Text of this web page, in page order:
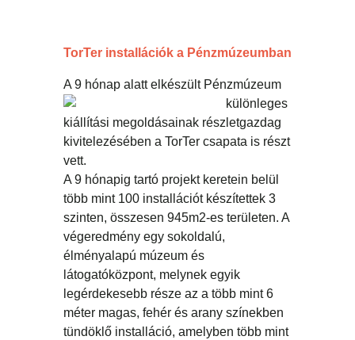
TorTer installációk a Pénzmúzeumban
A 9 hónap alatt e lkészült Pénzmúzeum
különleges
kiállítási megoldásainak részletgazdag
kivitelezésében a TorTer csapata is részt
vett.
A 9 hónapig tartó projekt keretein belül
több mint 100 installációt készítettek 3
szinten, összesen 945m2-es területen. A
végeredmény egy sokoldalú,
élményalapú múzeum és
látogatóközpont, melynek egyik
legérdekesebb része az a több mint 6
méter magas, fehér és arany színekben
tündöklő installáció, amelyben több mint